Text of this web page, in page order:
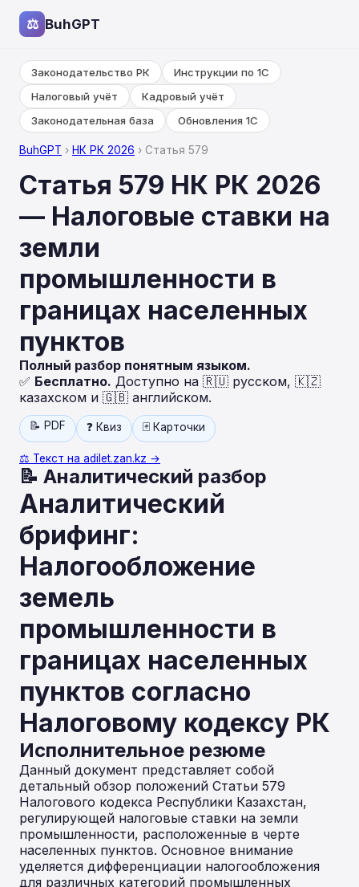
⚖ BuhGPT
Законодательство РК
Инструкции по 1С
Налоговый учёт
Кадровый учёт
Законодательная база
Обновления 1С
BuhGPT › НК РК 2026 › Статья 579
Статья 579 НК РК 2026
— Налоговые ставки на
земли
промышленности в
границах населенных
пунктов
Полный разбор понятным языком.
✅ Бесплатно. Доступно на 🇷🇺 русском, 🇰🇿
казахском и 🇬🇧 английском.
📝 PDF ❓ Квиз 🃏 Карточки
⚖️ Текст на adilet.zan.kz →
📝 Аналитический разбор
Аналитический
брифинг:
Налогообложение
земель
промышленности в
границах населенных
пунктов согласно
Налоговому кодексу РК
Исполнительное резюме
Данный документ представляет собой
детальный обзор положений Статьи 579
Налогового кодекса Республики Казахстан,
регулирующей налоговые ставки на земли
промышленности, расположенные в черте
населенных пунктов. Основное внимание
уделяется дифференциации налогообложения
для различных категорий промышленных